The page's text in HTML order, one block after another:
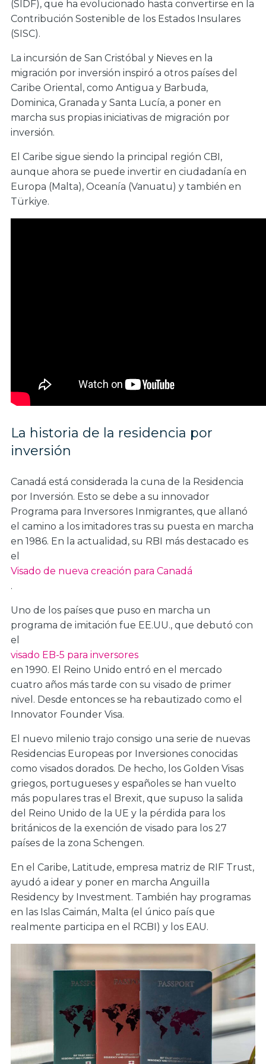
(SIDF), que ha evolucionado hasta convertirse en la
Contribución Sostenible de los Estados Insulares
(SISC).
La incursión de San Cristóbal y Nieves en la
migración por inversión inspiró a otros países del
Caribe Oriental, como Antigua y Barbuda,
Dominica, Granada y Santa Lucía, a poner en
marcha sus propias iniciativas de migración por
inversión.
El Caribe sigue siendo la principal región CBI,
aunque ahora se puede invertir en ciudadanía en
Europa (Malta), Oceanía (Vanuatu) y también en
Türkiye.
La historia de la residencia por
inversión
Canadá está considerada la cuna de la Residencia
por Inversión. Esto se debe a su innovador
Programa para Inversores Inmigrantes, que allanó
el camino a los imitadores tras su puesta en marcha
en 1986. En la actualidad, su RBI más destacado es
el
Visado de nueva creación para Canadá
.
Uno de los países que puso en marcha un
programa de imitación fue EE.UU., que debutó con
el
visado EB-5 para inversores
en 1990. El Reino Unido entró en el mercado
cuatro años más tarde con su visado de primer
nivel. Desde entonces se ha rebautizado como el
Innovator Founder Visa.
El nuevo milenio trajo consigo una serie de nuevas
Residencias Europeas por Inversiones conocidas
como visados dorados. De hecho, los Golden Visas
griegos, portugueses y españoles se han vuelto
más populares tras el Brexit, que supuso la salida
del Reino Unido de la UE y la pérdida para los
británicos de la exención de visado para los 27
países de la zona Schengen.
En el Caribe, Latitude, empresa matriz de RIF Trust,
ayudó a idear y poner en marcha Anguilla
Residency by Investment. También hay programas
en las Islas Caimán, Malta (el único país que
realmente participa en el RCBI) y los EAU.